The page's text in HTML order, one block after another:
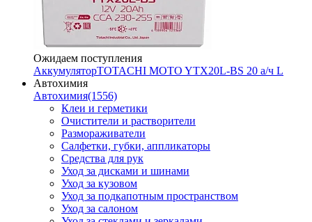
Ожидаем поступления
АккумуляторTOTACHI MOTO YTX20L-BS 20 а/ч L
Автохимия
Автохимия(1556)
Клеи и герметики
Очистители и растворители
Размораживатели
Салфетки, губки, аппликаторы
Средства для рук
Уход за дисками и шинами
Уход за кузовом
Уход за подкапотным пространством
Уход за салоном